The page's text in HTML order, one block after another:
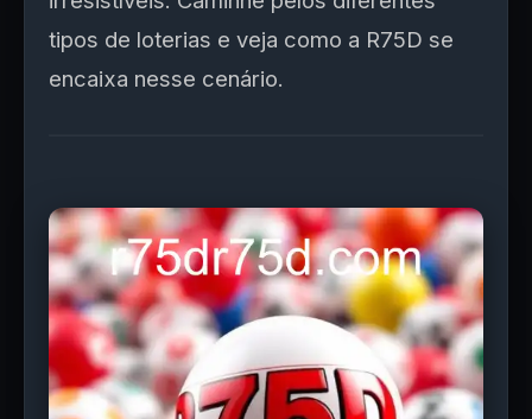
tipos de loterias e veja como a R75D se
encaixa nesse cenário.